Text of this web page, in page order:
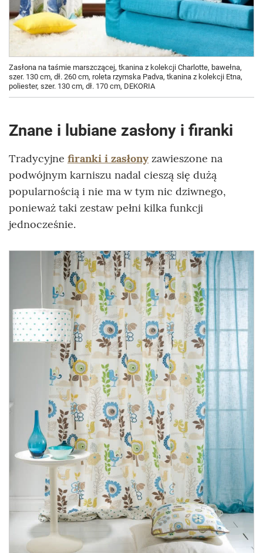
Zasłona na taśmie marszczącej, tkanina z kolekcji Charlotte, bawełna,
szer. 130 cm, dł. 260 cm, roleta rzymska Padva, tkanina z kolekcji Etna,
poliester, szer. 130 cm, dł. 170 cm, DEKORIA
Znane i lubiane zasłony i firanki
Tradycyjne firanki i zasłony zawieszone na
podwójnym karniszu nadal cieszą się dużą
popularnością i nie ma w tym nic dziwnego,
ponieważ taki zestaw pełni kilka funkcji
jednocześnie.